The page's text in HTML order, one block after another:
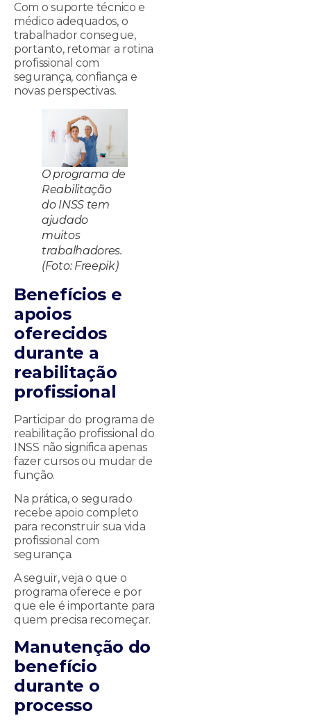
Com o suporte técnico e
médico adequados, o
trabalhador consegue,
portanto, retomar a rotina
profissional com
segurança, confiança e
novas perspectivas.
O programa de
Reabilitação
do INSS tem
ajudado
muitos
trabalhadores.
(Foto: Freepik)
Benefícios e
apoios
oferecidos
durante a
reabilitação
profissional
Participar do programa de
reabilitação profissional do
INSS não significa apenas
fazer cursos ou mudar de
função.
Na prática, o segurado
recebe apoio completo
para reconstruir sua vida
profissional com
segurança.
A seguir, veja o que o
programa oferece e por
que ele é importante para
quem precisa recomeçar.
Manutenção do
benefício
durante o
processo